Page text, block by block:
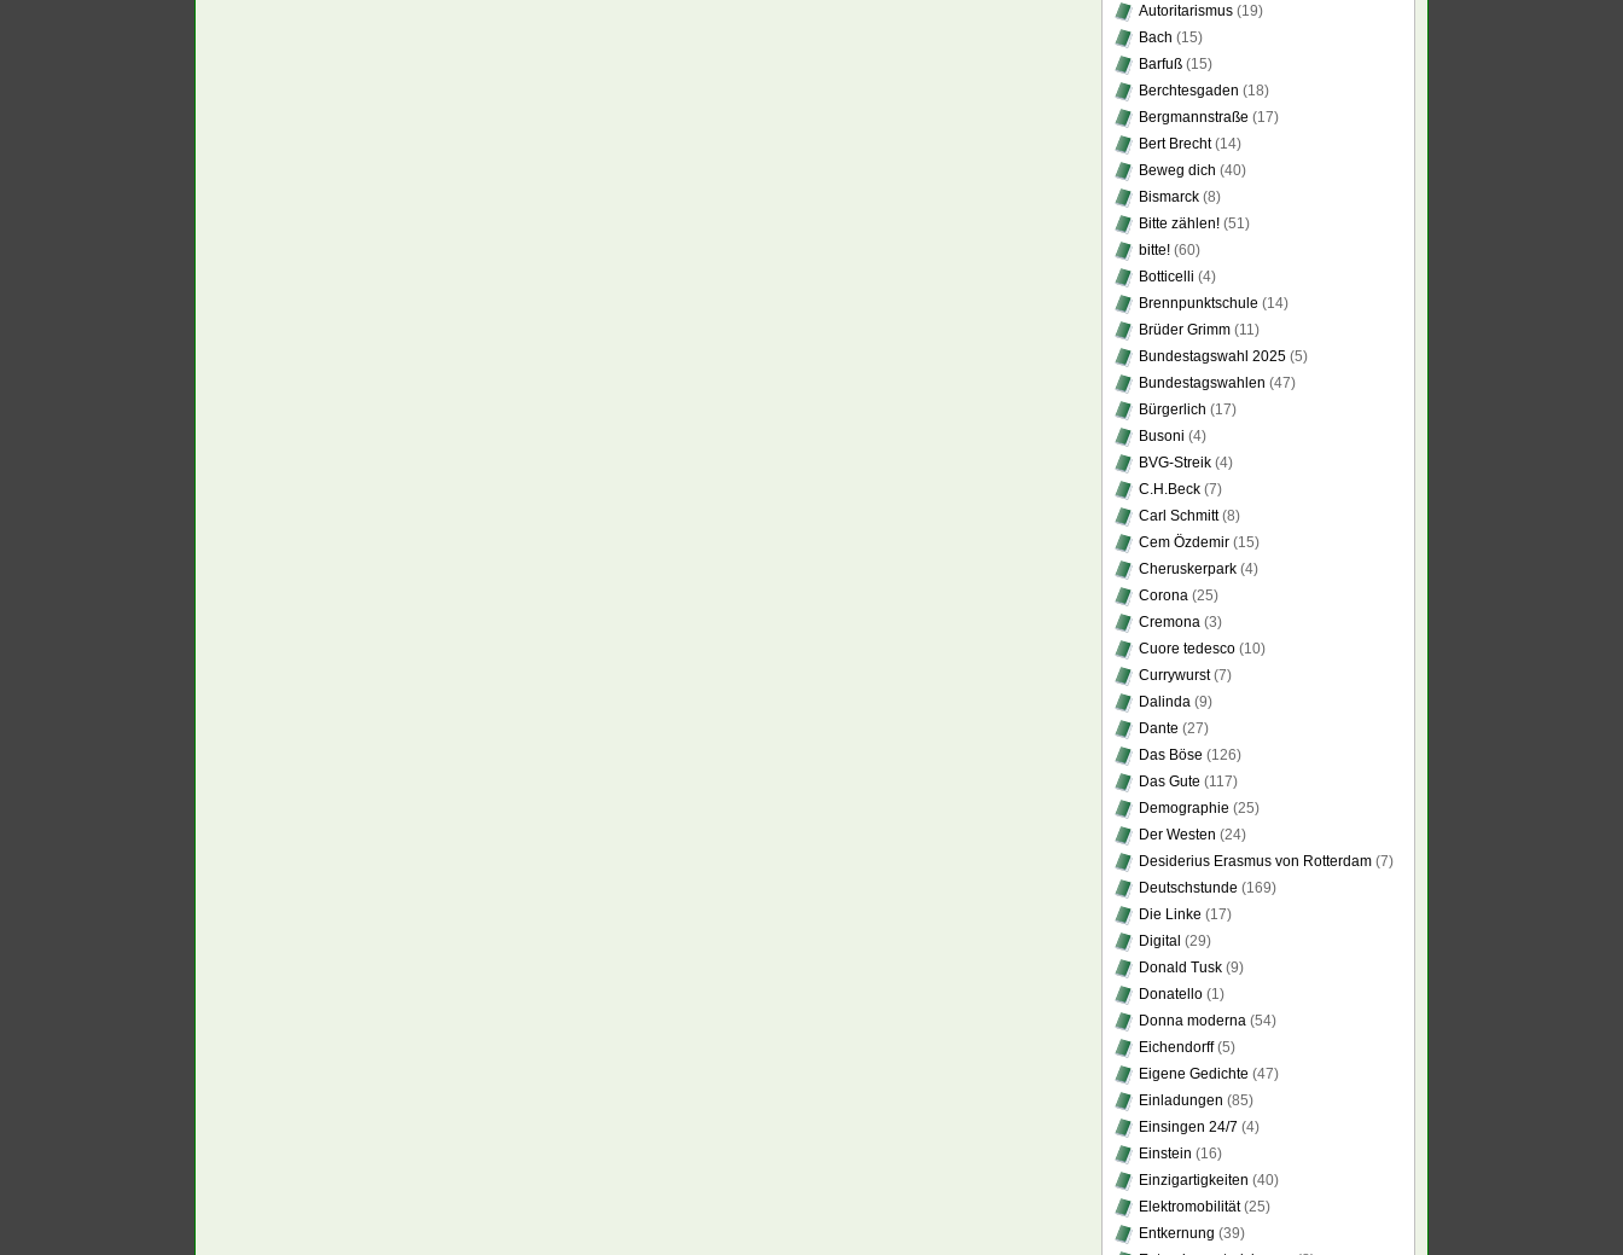
Autoritarismus (19)
Bach (15)
Barfuß (15)
Berchtesgaden (18)
Bergmannstraße (17)
Bert Brecht(14)
Beweg dich (40)
Bismarck (8)
Bitte zählen! (51)
bitte! (60)
Botticelli (4)
Brennpunktschule (14)
Brüder Grimm (11)
Bundestagswahl 2025 (5)
Bundestagswahlen (47)
Bürgerlich (17)
Busoni (4)
BVG-Streik (4)
C.H.Beck (7)
Carl Schmitt(8)
Cem Özdemir (15)
Cheruskerpark (4)
Corona (25)
Cremona (3)
Cuore tedesco (10)
Currywurst(7)
Dalinda (9)
Dante (27)
Das Böse (126)
Das Gute (117)
Demographie (25)
Der Westen (24)
Desiderius Erasmus von Rotterdam (7)
Deutschstunde (169)
Die Linke (17)
Digital (29)
Donald Tusk (9)
Donatello (1)
Donna moderna (54)
Eichendorff(5)
Eigene Gedichte (47)
Einladungen (85)
Einsingen 24/7 (4)
Einstein (16)
Einzigartigkeiten (40)
Elektromobilität(25)
Entkernung (39)